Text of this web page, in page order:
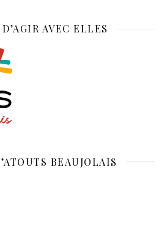
AVEC ELLES
BEAUJOLAIS